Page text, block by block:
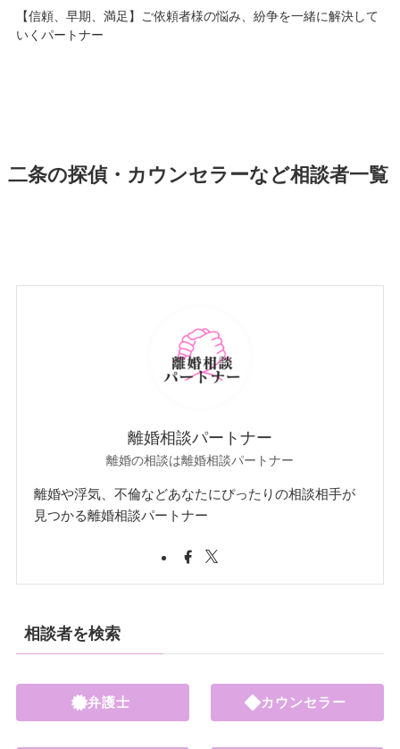
【信頼、早期、満足】ご依頼者様の悩み、紛争を一緒に解決して
いくパートナー
二条の探偵・カウンセラーなど相談者一覧
離婚相談パートナー
離婚の相談は離婚相談パートナー
離婚や浮気、不倫などあなたにぴったりの相談相手が
見つかる離婚相談パートナー
相談者を検索
弁護士 カウンセラー